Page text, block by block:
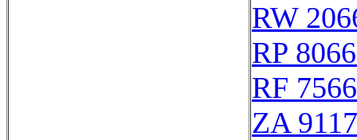
RW
RP
RF
ZA